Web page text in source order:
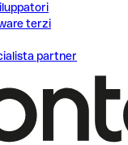
terzi
partner